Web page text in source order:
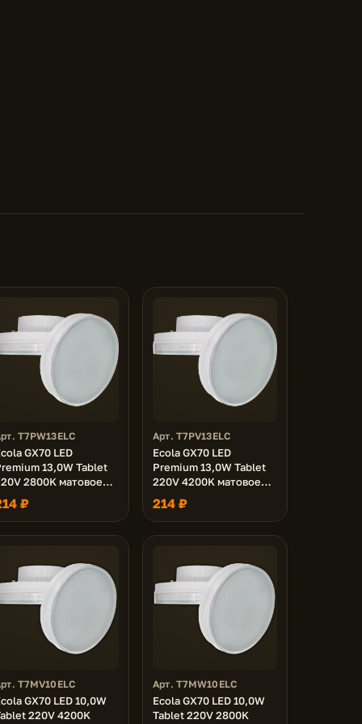
T7PW13ELC
GX70 LED
13,0W Tablet
2800K матовое
111x42
₽
Арт. T7PV13ELC
Ecola GX70 LED
Premium 13,0W Tablet
220V 4200K матовое
стекло 111x42
214 ₽
T7MV10ELC
GX70 LED 10,0W
220V 4200K
Арт. T7MW10ELC
Ecola GX70 LED 10,0W
Tablet 220V 2800K